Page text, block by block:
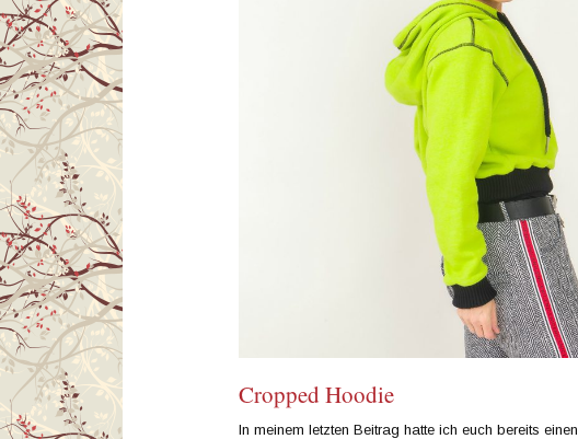
Cropped Hoodie
In meinem letzten Beitrag hatte ich euch bereits einen